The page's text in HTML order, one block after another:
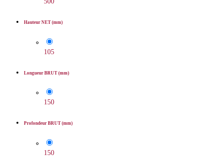
Hauteur NET (mm)
105
Longueur BRUT (mm)
150
Profondeur BRUT (mm)
150